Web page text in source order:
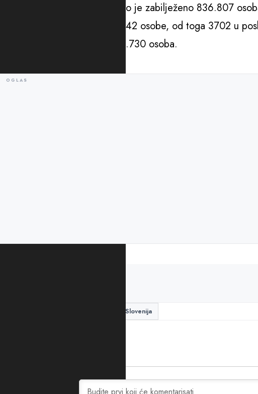
Od početka pandemije ukupno je zabilježeno 836.807
Ukupno su se oporavile 767.342 osobe, od toga 3702 u
U samoizolaciji je trenutno 31.730 osoba.
Slovenija